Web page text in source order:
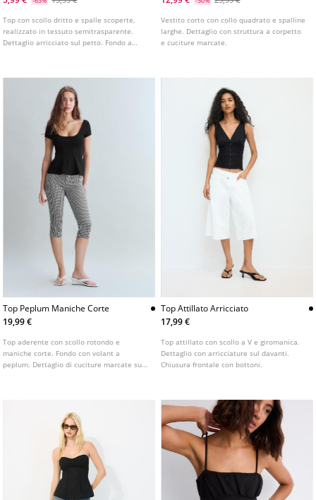
Top con scollo dritto e spalle scoperte,
realizzato in tessuto semitrasparente.
Dettaglio arricciato sul petto. Fondo a
Vestito corto con collo quadrato e spalline
larghe. Dettaglio con struttura a corpetto
e cuciture marcate.
Top Peplum Maniche Corte
19,99 €
Top aderente con scollo rotondo e
maniche corte. Fondo con volant a
peplum. Dettaglio di cuciture marcate sul
Top Attillato Arricciato
17,99 €
Top attillato con scollo a V e giromanica.
Dettaglio con arricciature sul davanti.
Chiusura frontale con bottoni.